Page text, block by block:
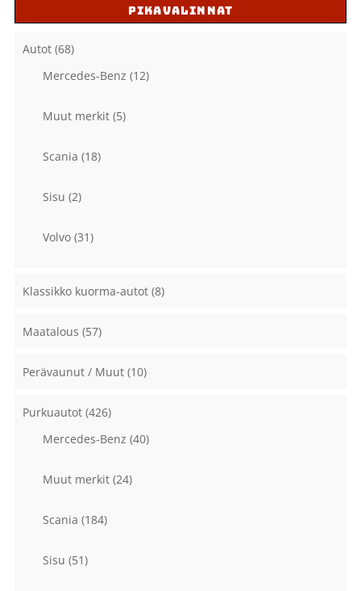
PIKAVALINNAT
Autot (68)
Mercedes-Benz (12)
Muut merkit (5)
Scania (18)
Sisu (2)
Volvo (31)
Klassikko kuorma-autot (8)
Maatalous (57)
Perävaunut / Muut (10)
Purkuautot (426)
Mercedes-Benz (40)
Muut merkit (24)
Scania (184)
Sisu (51)